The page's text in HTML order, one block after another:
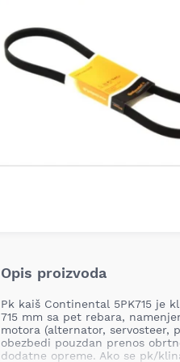
Opis proizvoda
Pk kaiš Continental 5PK715 je
715 mm sa pet rebara,
motora (alterna­tor, servosteer,
obezbedi pouzdan prenos
dodatne opreme. Ako se pk/